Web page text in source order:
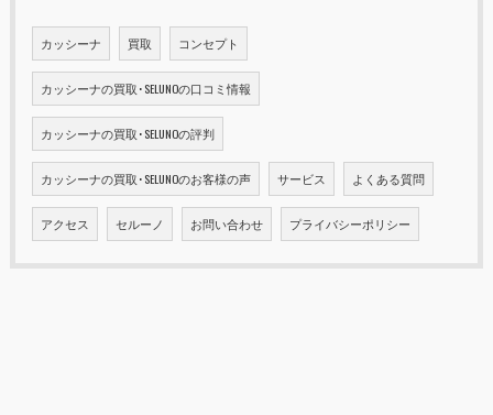
カッシーナ 買取 コンセプト
カッシーナの買取･SELUNOの口コミ情報
カッシーナの買取･SELUNOの評判
カッシーナの買取･SELUNOのお客様の声 サービス よくある質問
アクセス セルーノ お問い合わせ プライバシーポリシー